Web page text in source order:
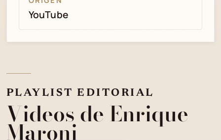
YouTube
PLAYLIST EDITORIAL
Videos de Enrique
Maroni